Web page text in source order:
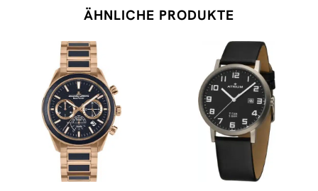
ÄHNLICHE PRODUKTE